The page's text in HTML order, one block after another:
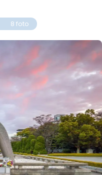
8 foto